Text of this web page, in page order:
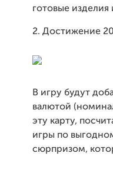
готовые изделия
2. Достижение
В игру будут
валютой
эту карту,
игры по
сюрпризом,